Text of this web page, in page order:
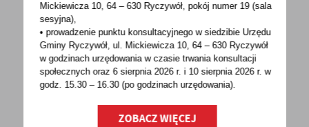
02 - 09 - 2021
AKTYWNI I ZDROWI, NIE DAMY SIĘ COVIDOWI
Aktywni i zdrowi, nie damy się Covidowi Koło
Gospodyń i Gospodarzy Wiejskich w
Boruchowie Zaprasza...
Mickiewicza 10, 64 – 630 Ryczywół, pokójnumer 19 (sala
sesyjna),
• prowadzenie punktu konsultacyjnego w siedzibie Urzędu
Gminy Ryczywół, ul. Mickiewicza 10, 64 – 630 Ryczywół
w godzinachurzędowania w czasie trwania konsultacji
społecznych oraz 6 sierpnia 2026 r. i 10 sierpnia 2026 r. w
godz. 15.30 – 16.30 (po godzinachurzędowania).
ZOBACZ WIĘCEJ